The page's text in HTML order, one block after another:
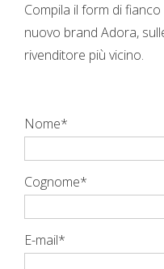
Compila il form di
nuovo brand Adora,
rivenditore più vicino.
Nome*
Cognome*
E-mail*